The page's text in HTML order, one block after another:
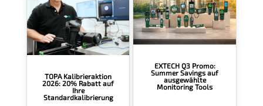
TOPA Kalibrieraktion
2026: 20% Rabatt auf
Ihre
Standardkalibrierung
EXTECH Q3 Promo:
Summer Savings auf
ausgewählte
Monitoring Tools